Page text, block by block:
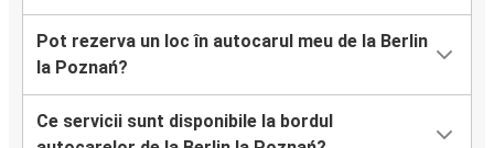
Pot rezerva un loc în autocarul meu de la Berlin
la Poznań?
Ce servicii sunt disponibile la bordul